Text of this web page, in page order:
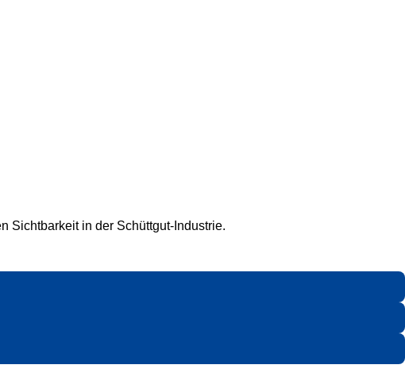
Sichtbarkeit in der Schüttgut-Industrie.